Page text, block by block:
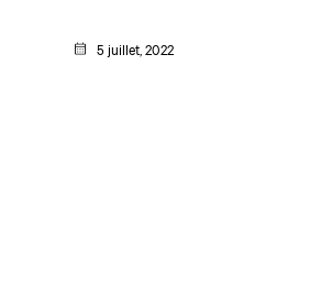
5 juillet, 2022